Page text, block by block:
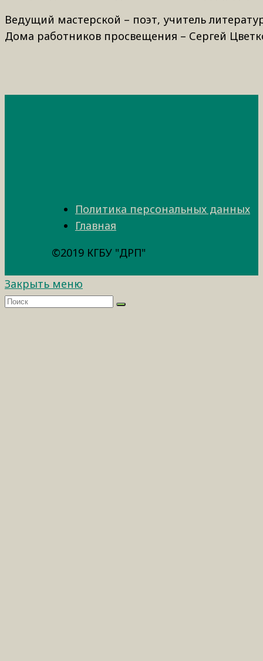
Ведущий мастерской – поэт, учитель
Дома работников просвещения – Сергей
Политика персональных данных
Главная
©2019 КГБУ "ДРП"
Закрыть меню